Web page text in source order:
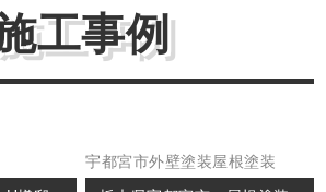
工事例
宇都宮市外壁塗装屋根塗装